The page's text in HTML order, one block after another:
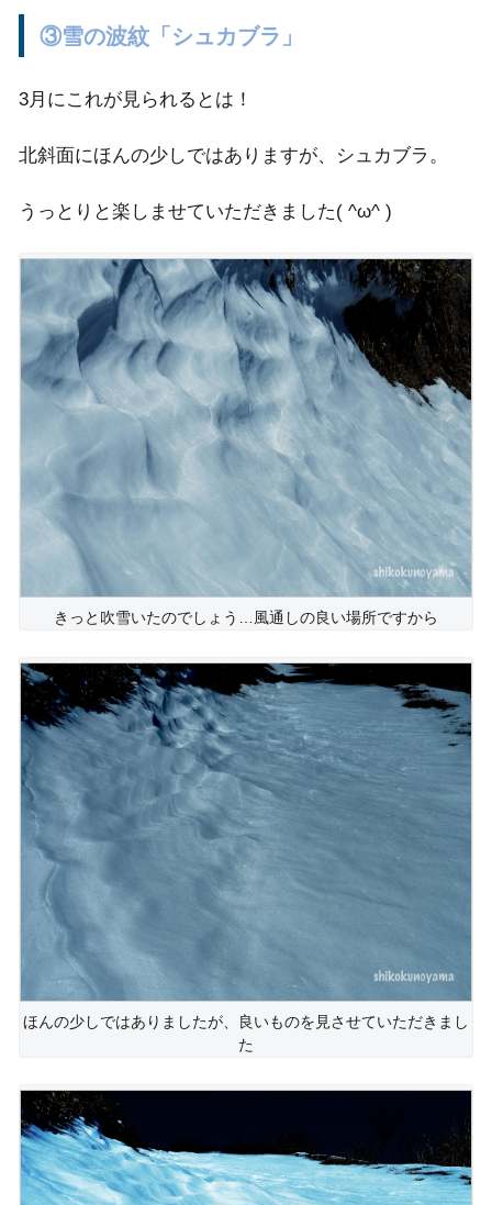
③雪の波紋「シュカブラ」
3月にこれが見られるとは！
北斜面にほんの少しではありますが、シュカブラ。
うっとりと楽しませていただきました( ^ω^ )
きっと吹雪いたのでしょう…風通しの良い場所ですから
ほんの少しではありましたが、良いものを見させていただきまし
た